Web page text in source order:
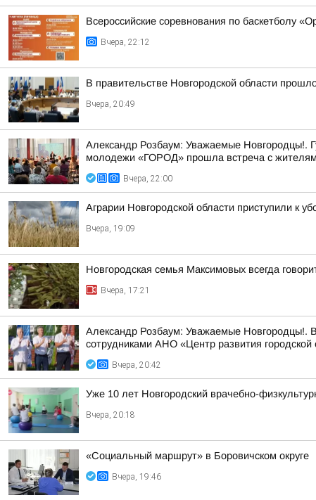
Всероссийские соревнования по баскетболу
Вчера, 22:12
В правительстве Новгородской области
Вчера, 20:49
Александр Розбаум: Уважаемые Новгородцы!.
молодежи «ГОРОД» прошла встреча с
Вчера, 22:00
Аграрии Новгородской области приступили к
Вчера, 19:09
Новгородская семья Максимовых всегда
Вчера, 17:21
Александр Розбаум: Уважаемые Новгородцы!.
сотрудниками АНО «Центр развития городской
Вчера, 20:42
Уже 10 лет Новгородский врачебно-
Вчера, 20:18
«Социальный маршрут» в Боровичском округе
Вчера, 19:46